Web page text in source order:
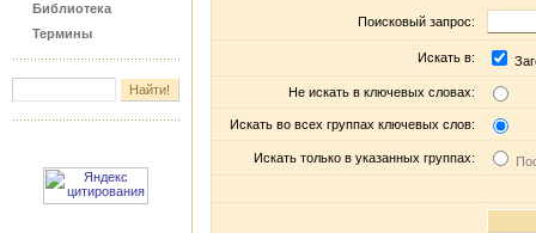
Библиотека
Термины
Поисковый запрос:
Искать в:
Не искать в ключевых словах:
Искать во всех группах ключевых слов:
Искать только в указанных группах: